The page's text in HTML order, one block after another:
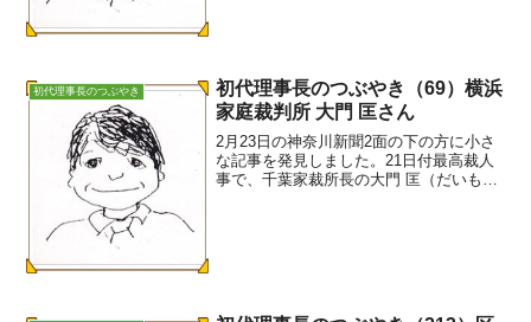
初代理事長のつぶやき
初代理事長のつぶやき（69）横浜
家庭裁判所 大門 匡さん
2月23日の神奈川新聞2面の下の方に小さ
な記事を発見しました。21日付最高裁人
事で、千葉家裁所長の大門 匡（だいもん